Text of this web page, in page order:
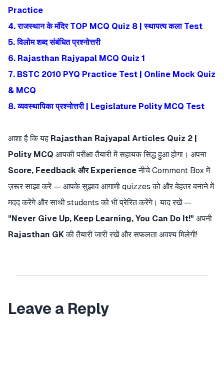
Practice
4. राजस्थान के मंदिर TOP MCQ Quiz 8 | स्थापत्य कला Test
5. विलोम शब्द संबंधित प्रश्नोत्तरी
6. Rajasthan Rajyapal MCQ Quiz 1
7. BSTC 2010 PYQ Practice Test | Online Mock Quiz
& MCQ
8. व्यवस्थापिका प्रश्नोत्तरी | Legislature Polity MCQ Test
आशा है कि यह Rajasthan Rajyapal Articles Quiz 2 |
Polity MCQ आपकीपरीक्षा तैयारी में सहायक सिद्धहुआ होगा। अपना
Score, Feedback और Experienceनीचे Comment Box में
ज़रूर साझाकरें — आपकेसुझाव आगामी quizzes को औरबेहतर बनानेमें
मददकरेंगे और साथी students को भीप्रेरित करेंगे।याद रखें —
"Never Give Up, Keep Learning, You Can Do It!" अपनी
Rajasthan GKकी तैयारीजारी रखें और सफलता अवश्य मिलेगी!
Leave a Reply